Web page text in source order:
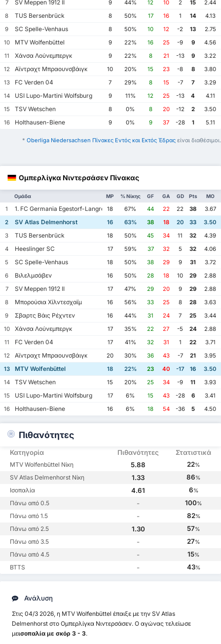
7
SV Meppen 1912 II 9 44% 12 10 2 15
2.44
8
TUS Bersenbrück 8 50% 17 16 1 14
4.13
9
SC Spelle-Venhaus 8 50% 10 12 -2 13
2.75
10
MTV Wolfenbüttel 9 22% 16 25 -9 9
4.56
11
Χάνσα Λούνεμπεργκ 9 22% 8 21 -13 9
3.22
12
Αϊντραχτ Μπραουνσβάιγκ 10 20% 15 23 -8 8
3.80
13
FC Verden 04 7 29% 8 15 -7 7
3.29
14
USI Lupo-Martini Wolfsburg 9 11% 12 25 -13 4
4.11
15
TSV Wetschen 8 0% 8 20 -12 2
3.50
16
Holthausen-Biene 9 0% 9 37 -28 1 5.11
* Oberliga Niedersachsen Πίνακες Εντός και Εκτός Έδρας είναι διαθέσιμοι.
Ομπερλίγκα Νιντερσάσεν Πίνακας
Ομάδα MP % Νίκης GF GA GD Pts ΜΟ
1 1. FC Germania Egestorf-Langreder
18 67% 44 22 22 38
3.67
2
SV Atlas Delmenhorst 16 63% 38 18 20 33
3.50
3
TUS Bersenbrück 18 50% 45 34 11 32
4.39
4
Heeslinger SC 17 59% 37 32 5 32
4.06
5
SC Spelle-Venhaus 18 50% 38 29 9 31
3.72
6
Βιλελμσάβεν 16 50% 28 18 10 29
2.88
7
SV Meppen 1912 II 17 47% 29 20 9 29
2.88
8
Μπορούσια Χίλντεσχαϊμ 16 56% 33 25 8 28
3.63
9
Σβαρτς Βάις Ρέχντεν 16 44% 31 24 7 25
3.44
10
Χάνσα Λούνεμπεργκ 17 35% 22 27 -5 24
2.88
11
FC Verden 04 17 41% 32 31 1 22
3.71
12
Αϊντραχτ Μπραουνσβάιγκ 20 30% 36 43 -7 21
3.95
13
MTV Wolfenbüttel 18 22% 23 40 -17 16
3.50
14
TSV Wetschen 15 20% 25 34 -9 11
3.93
15
USI Lupo-Martini Wolfsburg 17 6% 15 43 -28 6
3.41
16
Holthausen-Biene 16 6% 18 54 -36 5 4.50
Πιθανότητες
Κατηγορία Πιθανότητες Στατιστικά
MTV Wolfenbüttel Νίκη 5.88 22%
SV Atlas Delmenhorst Νίκη 1.33 86%
Ισοπαλία 4.61 6%
Πάνω από 0.5 - 100%
Πάνω από 1.5 - 82%
Πάνω από 2.5 1.30 57%
Πάνω από 3.5 - 27%
Πάνω από 4.5 - 15%
BTTS - 43%
Ανάλυση
Στις 04/3 2026, η MTV Wolfenbüttel έπαιξε με την SV Atlas
Delmenhorst στο Ομπερλίγκα Νιντερσάσεν. Ο αγώνας τελείωσε
μεισοπαλία με σκόρ 3 - 3.